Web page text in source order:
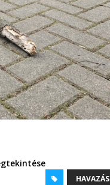
HAVAZÁS